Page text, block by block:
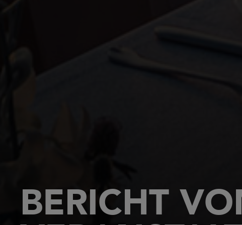
BERICHT